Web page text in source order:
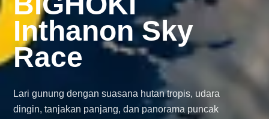
Inthanon Sky
Race
Lari gunung dengan suasana hutan tropis, udara
dingin, tanjakan panjang, dan panorama puncak